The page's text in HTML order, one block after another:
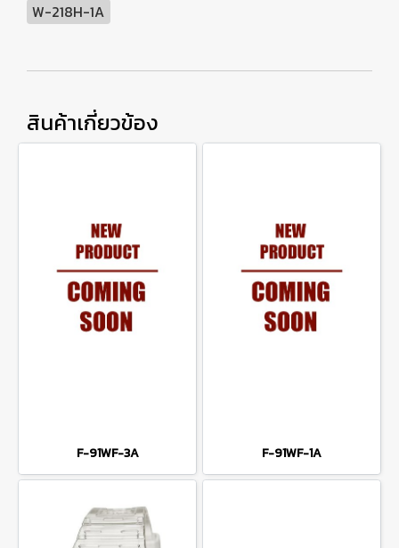
W-218H-1A
สินค้าเกี่ยวข้อง
F-91WF-3A F-91WF-1A